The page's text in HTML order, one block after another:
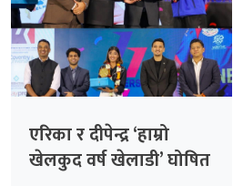
एरिका र दीपेन्द्र ‘हाम्रो
खेलकुद वर्ष खेलाडी’ घोषित